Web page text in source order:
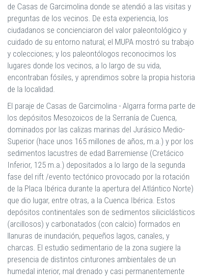
de Casas de Garcimolina donde se atendió a las visitas y
preguntas de los vecinos. De esta experiencia, los
ciudadanos se concienciaron del valor paleontológico y
cuidado de su entorno natural; el MUPA mostró su trabajo
y colecciones; y los paleontólogos reconocimos los
lugares donde los vecinos, a lo largo de su vida,
encontraban fósiles, y aprendimos sobre la propia historia
de la localidad.
El paraje de Casas de Garcimolina - Algarra forma parte de
los depósitos Mesozoicos de la Serranía de Cuenca,
dominados por las calizas marinas del Jurásico Medio-
Superior (hace unos 165 millones de años, m.a.) y por los
sedimentos lacustres de edad Barremiense (Cretácico
Inferior, 125 m.a.) depositados a lo largo de la segunda
fase del rift /evento tectónico provocado por la rotación
de la Placa Ibérica durante la apertura del Atlántico Norte)
que dio lugar, entre otras, a la Cuenca Ibérica. Estos
depósitos continentales son de sedimentos siliciclásticos
(arcillosos) y carbonatados (con calcio) formados en
llanuras de inundación, pequeños lagos, canales, y
charcas. El estudio sedimentario de la zona sugiere la
presencia de distintos cinturones ambientales de un
humedal interior, mal drenado y casi permanentemente